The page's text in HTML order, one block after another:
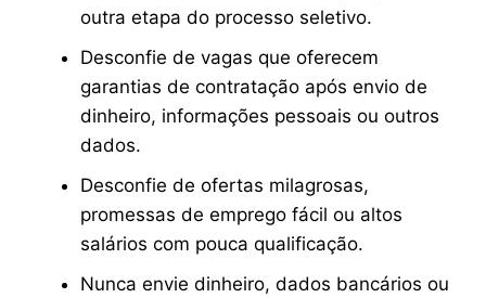
outra etapa do processo seletivo.
Desconfie de vagas que oferecem
garantias de contratação após envio de
dinheiro, informações pessoais ou outros
dados.
Desconfie de ofertas milagrosas,
promessas de emprego fácil ou altos
salários com pouca qualificação.
Nunca envie dinheiro, dados bancários ou